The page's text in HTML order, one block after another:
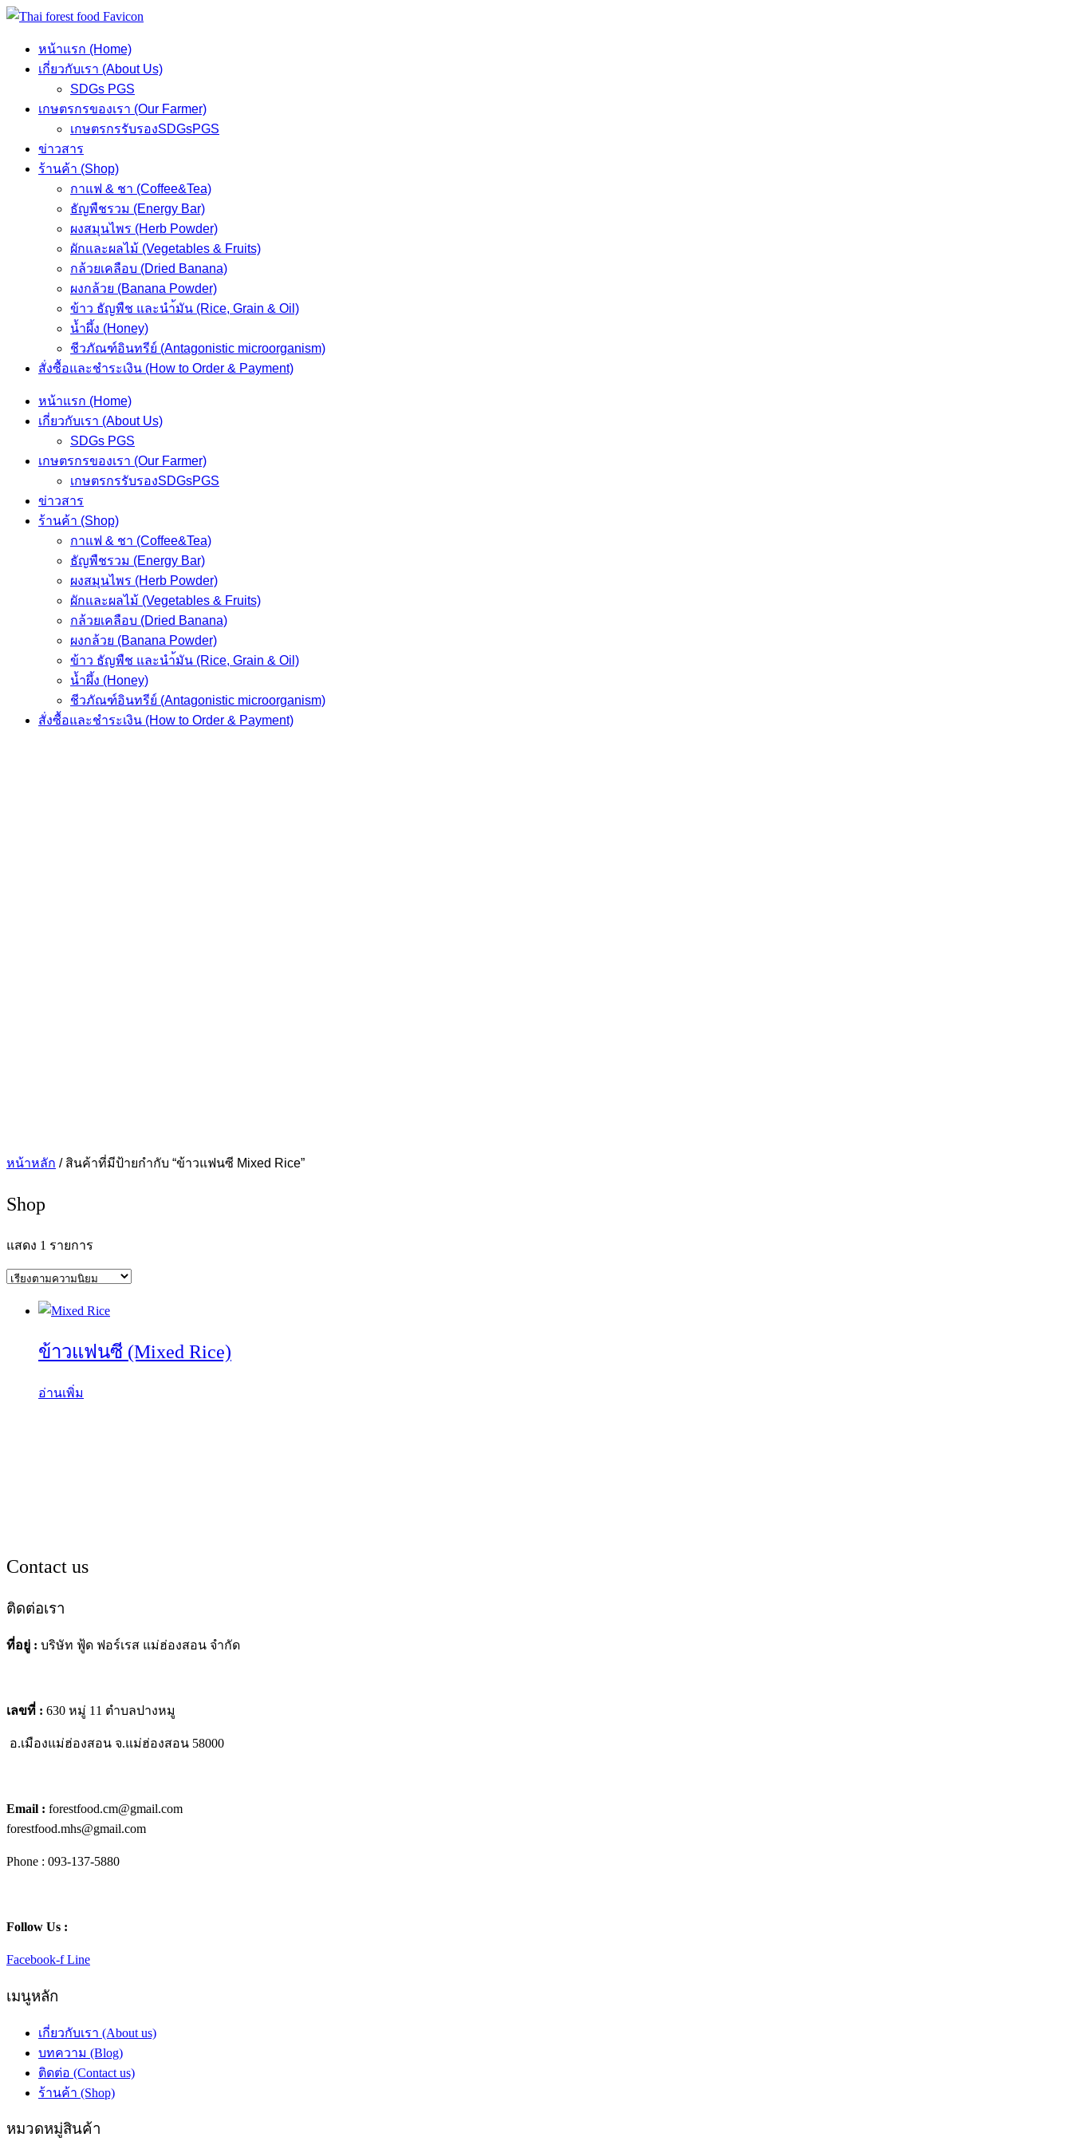
Skip
contentหน้าแรก (Home)
เกี่ยวกับเรา (About Us)
SDGs PGS
เกษตรกรของเรา (Our Farmer)
เกษตรกรรับรองSDGsPGS
ข่าวสาร
ร้านค้า (Shop)
กาแฟ & ชา (Coffee&Tea)
ธัญพืชรวม (Energy Bar)
ผงสมุนไพร (Herb Powder)
ผักและผลไม้ (Vegetables & Fruits)
กล้วยเคลือบ (Dried Banana)
ผงกล้วย (Banana Powder)
ข้าว ธัญพืช และนำ้มัน (Rice, Grain & Oil)
น้ำผึ้ง (Honey)
ชีวภัณฑ์อินทรีย์ (Antagonistic microorganism)
สั่งซื้อและชำระเงิน (How to Order & Payment)
หน้าแรก (Home)
เกี่ยวกับเรา (About Us)
SDGs PGS
เกษตรกรของเรา (Our Farmer)
เกษตรกรรับรองSDGsPGS
ข่าวสาร
ร้านค้า (Shop)
กาแฟ & ชา (Coffee&Tea)
ธัญพืชรวม (Energy Bar)
ผงสมุนไพร (Herb Powder)
ผักและผลไม้ (Vegetables & Fruits)
กล้วยเคลือบ (Dried Banana)
ผงกล้วย (Banana Powder)
ข้าว ธัญพืช และนำ้มัน (Rice, Grain & Oil)
น้ำผึ้ง (Honey)
ชีวภัณฑ์อินทรีย์ (Antagonistic microorganism)
สั่งซื้อและชำระเงิน (How to Order & Payment)
หน้าหลัก / สินค้าที่มีป้ายกำกับ “ข้าวแฟนซี Mixed Rice”
Shop
แสดง 1 รายการ
ข้าวแฟนซี (Mixed Rice)
อ่านเพิ่ม
Contact us
ติดต่อเรา
ที่อยู่ : บริษัท ฟู้ด ฟอร์เรส แม่ฮ่องสอน จำกัด
เลขที่ : 630 หมู่ 11 ตำบลปางหมู
อ.เมืองแม่ฮ่องสอน จ.แม่ฮ่องสอน 58000
Email : forestfood.cm@gmail.com
forestfood.mhs@gmail.com
Phone : 093-137-5880
Follow Us :
Facebook-f Line
เมนูหลัก
เกี่ยวกับเรา (About us)
บทความ (Blog)
ติดต่อ (Contact us)
ร้านค้า (Shop)
หมวดหมู่สินค้า